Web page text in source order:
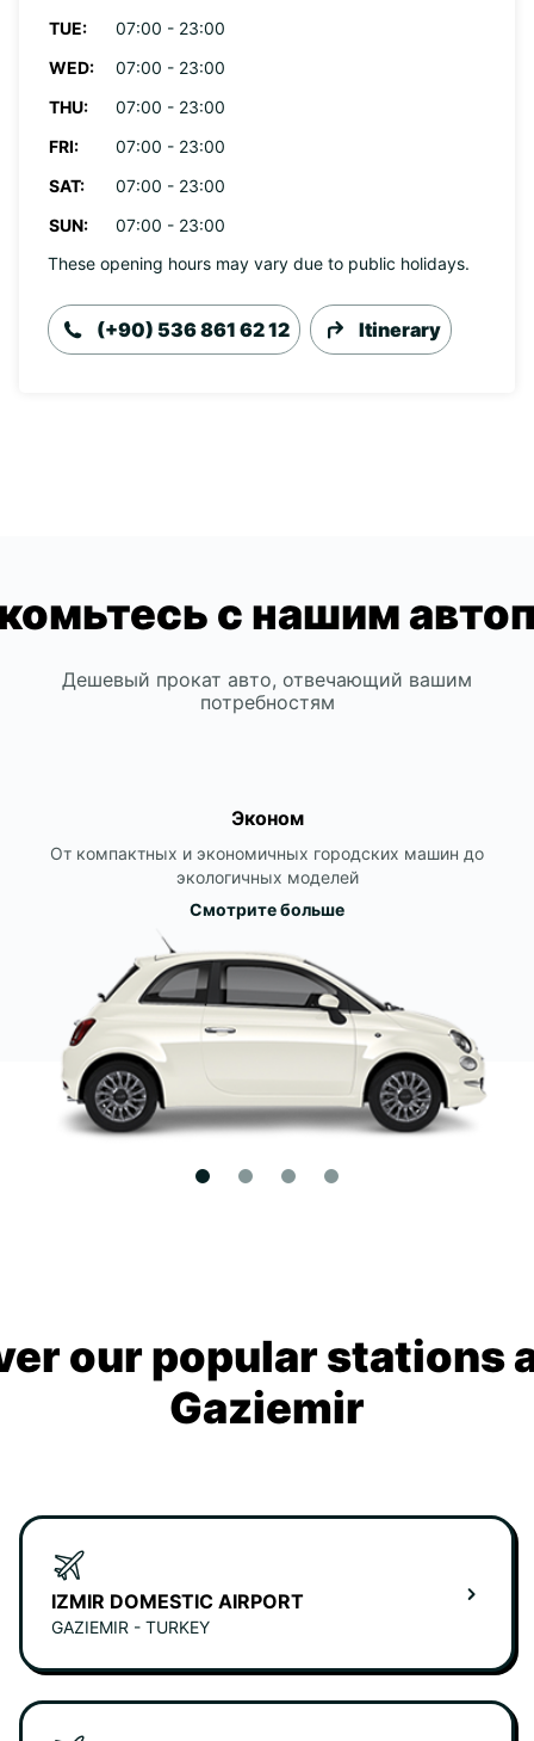
TUE:
07:00 - 23:00
WED:
07:00 - 23:00
THU:
07:00 - 23:00
FRI:
07:00 - 23:00
SAT:
07:00 - 23:00
SUN:
07:00 - 23:00
These opening hours may vary due to public holidays.
(+90) 536 861 62 12 Itinerary
с нашим
Дешевый прокат авто, отвечающий вашим
потребностям
Эконом
От компактных и экономичных городских машин до
экологичных моделей
Смотрите больше
our popular stations
Gaziemir
IZMIR DOMESTIC AIRPORT
GAZIEMIR - TURKEY